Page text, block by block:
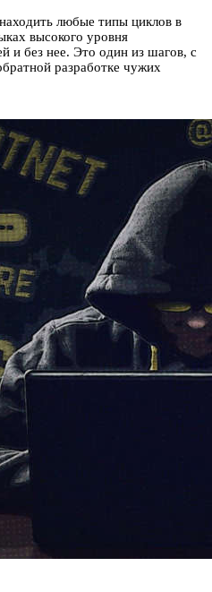
любые типы циклов в
высокого уровня
и без нее. Это один из шагов, с
разработке чужих